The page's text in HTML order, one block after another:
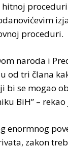
proceduri
proceduri.
naroda i
od tri člana
bi se mogao
BiH” –
enormnog
zakon